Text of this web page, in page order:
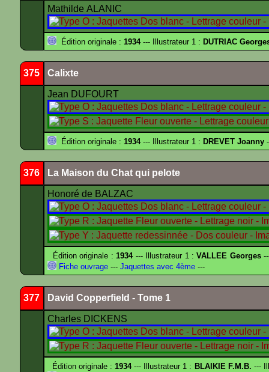
Mathilde ALANIC
Édition originale : 1934--- Illustrateur 1 : DUTRIAC
375 Calixte
Jean DUFOURT
Édition originale : 1934--- Illustrateur 1 : DREVET Joanny
376 La Maison du Chat qui pelote
Honoré de BALZAC
Édition originale :1934--- Illustrateur 1 :VALLEE Georges
Fiche ouvrage --- Jaquettes avec 4ème ---
377 David Copperfield - Tome 1
Charles DICKENS
Édition originale :1934--- Illustrateur 1 : BLAIKIE F.M.B. ---